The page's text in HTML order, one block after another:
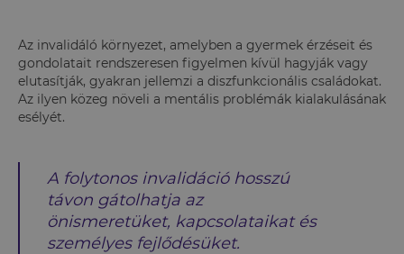
Az invalidáló környezet, amelyben a gyermek érzéseit és
gondolatait rendszeresen figyelmen kívül hagyják vagy
elutasítják, gyakran jellemzi a diszfunkcionális családokat.
Az ilyen közeg növeli a mentális problémák kialakulásának
esélyét.
A folytonos invalidáció hosszú
távon gátolhatja az
önismeretüket, kapcsolataikat és
személyes fejlődésüket.